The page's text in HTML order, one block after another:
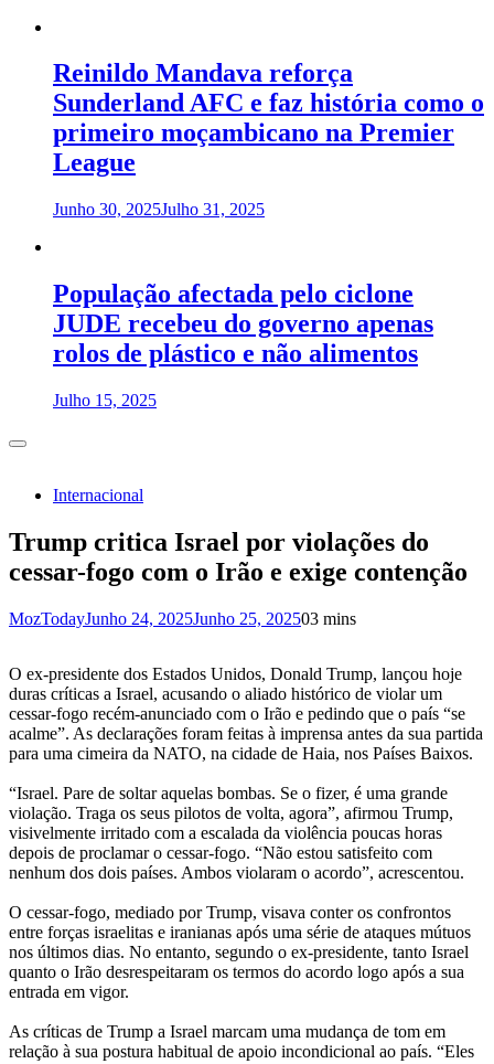
Reinildo Mandava reforça
Sunderland AFC e faz história como o
primeiro moçambicano na Premier
League
Junho 30, 2025Julho 31, 2025
População afectada pelo ciclone
JUDE recebeu do governo apenas
rolos de plástico e não alimentos
Julho 15, 2025
Internacional
Trump critica Israel por violações do
cessar-fogo com o Irão e exige contenção
MozTodayJunho 24, 2025Junho 25, 202503 mins
O ex-presidente dos Estados Unidos, Donald Trump, lançou hoje
duras críticas a Israel, acusando o aliado histórico de violar um
cessar-fogo recém-anunciado com o Irão e pedindo que o país “se
acalme”. As declarações foram feitas à imprensa antes da sua partida
para uma cimeira da NATO, na cidade de Haia, nos Países Baixos.
“Israel. Pare de soltar aquelas bombas. Se o fizer, é uma grande
violação. Traga os seus pilotos de volta, agora”, afirmou Trump,
visivelmente irritado com a escalada da violência poucas horas
depois de proclamar o cessar-fogo. “Não estou satisfeito com
nenhum dos dois países. Ambos violaram o acordo”, acrescentou.
O cessar-fogo, mediado por Trump, visava conter os confrontos
entre forças israelitas e iranianas após uma série de ataques mútuos
nos últimos dias. No entanto, segundo o ex-presidente, tanto Israel
quanto o Irão desrespeitaram os termos do acordo logo após a sua
entrada em vigor.
As críticas de Trump a Israel marcam uma mudança de tom em
relação à sua postura habitual de apoio incondicional ao país. “Eles